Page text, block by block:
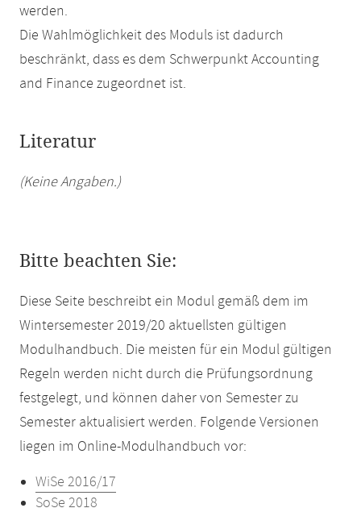
werden.
Die Wahlmöglichkeit des Moduls ist dadurch
beschränkt, dass es dem Schwerpunkt Accounting
and Finance zugeordnet ist.
Literatur
(Keine Angaben.)
Bitte beachten Sie:
Diese Seite beschreibt ein Modul gemäß dem im
Wintersemester 2019/20 aktuellsten gültigen
Modulhandbuch. Die meisten für ein Modul gültigen
Regeln werden nicht durch die Prüfungsordnung
festgelegt, und können daher von Semester zu
Semester aktualisiert werden. Folgende Versionen
liegen im Online-Modulhandbuch vor:
WiSe 2016/17
SoSe 2018